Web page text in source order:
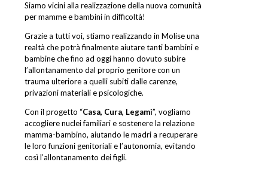
Siamo vicini alla realizzazione della nuova comunità
per mamme e bambini in difficoltà!
Grazie a tutti voi, stiamo realizzando in Molise una
realtà che potrà finalmente aiutare tanti bambini e
bambine che fino ad oggi hanno dovuto subire
l’allontanamento dal proprio genitore con un
trauma ulteriore a quelli subiti dalle carenze,
privazioni materiali e psicologiche.
Con il progetto “Casa, Cura, Legami”, vogliamo
accogliere nuclei familiari e sostenere la relazione
mamma-bambino, aiutando le madri a recuperare
le loro funzioni genitoriali e l’autonomia, evitando
così l’allontanamento dei figli.